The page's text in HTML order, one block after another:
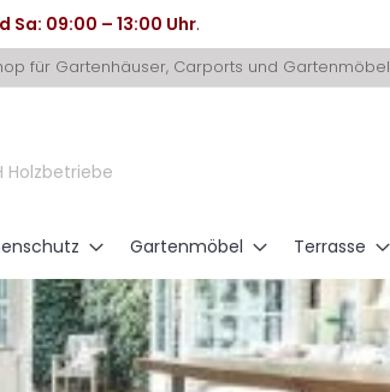
Sa: 09:00 – 13:00 Uhr.
für Gartenhäuser, Carports und Gartenmöbel
Holzbetriebe
Gartenmöbel Terrasse